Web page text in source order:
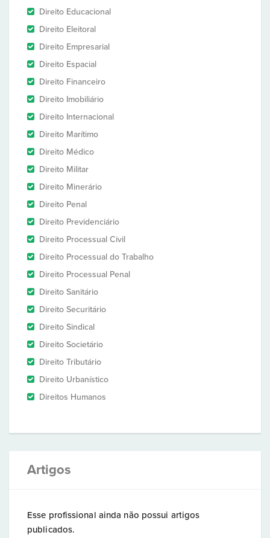
Direito Educacional
Direito Eleitoral
Direito Empresarial
Direito Espacial
Direito Financeiro
Direito Imobiliário
Direito Internacional
Direito Marítimo
Direito Médico
Direito Militar
Direito Minerário
Direito Penal
Direito Previdenciário
Direito Processual Civil
Direito Processual do Trabalho
Direito Processual Penal
Direito Sanitário
Direito Securitário
Direito Sindical
Direito Societário
Direito Tributário
Direito Urbanístico
Direitos Humanos
Artigos
Esse profissional ainda não possui artigos
publicados.